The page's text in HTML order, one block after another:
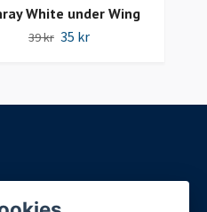
White under Wing
39 kr 35 kr